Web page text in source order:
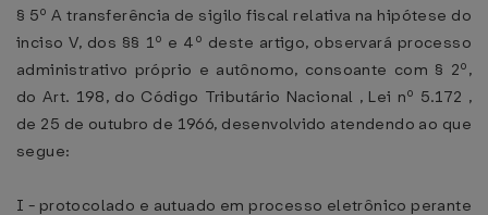
§ 5º A transferência de sigilo fiscal relativa na hipótese do
inciso V, dos §§ 1º e 4º deste artigo, observará processo
administrativo próprio e autônomo, consoante com § 2º,
do Art. 198, do Código Tributário Nacional , Lei nº 5.172 ,
de 25 de outubro de 1966, desenvolvido atendendo ao que
segue:
I - protocolado e autuado em processo eletrônico perante